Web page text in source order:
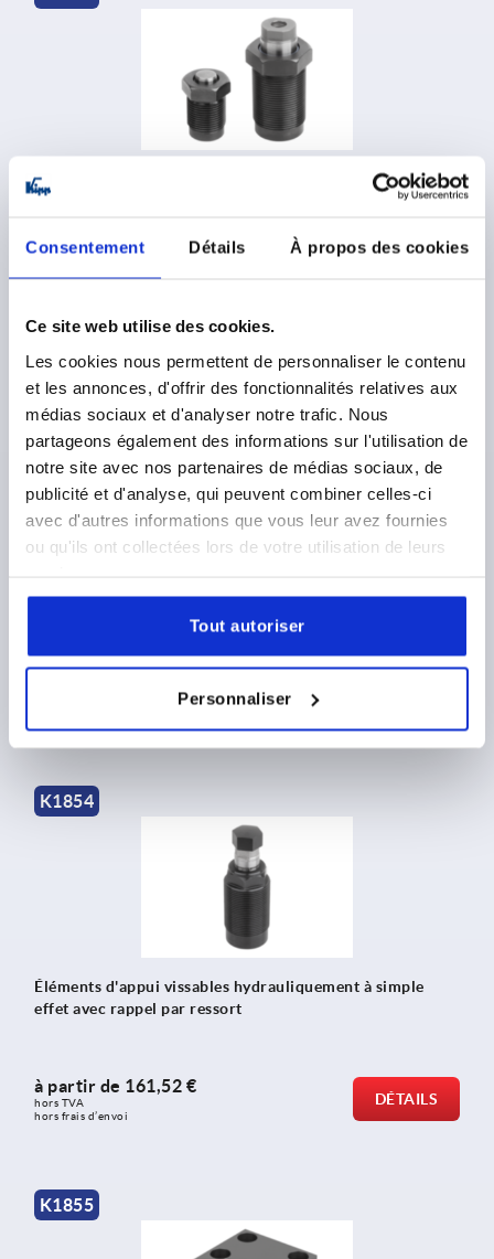
Consentement Détails À propos des cookies
Ce site web utilise des cookies.
Les cookies nous permettent de personnaliser le contenu
et les annonces, d'offrir des fonctionnalités relatives aux
médias sociaux et d'analyser notre trafic. Nous
partageons également des informations sur l'utilisation de
notre site avec nos partenaires de médias sociaux, de
publicité et d'analyse, qui peuvent combiner celles-ci
avec d'autres informations que vous leur avez fournies
ou qu'ils ont collectées lors de votre utilisation de leurs
Tout autoriser
Personnaliser
Vérin à visser hydraulique à simple effet avec rappel par
ressort
à partir de66,08 €
K1859
K1854
Éléments d'appui vissables hydrauliquement à simple
effet avec rappel par ressort
à partir de 161,52 €
hors TVA
hors frais d’envoi
DÉTAILS
K1855